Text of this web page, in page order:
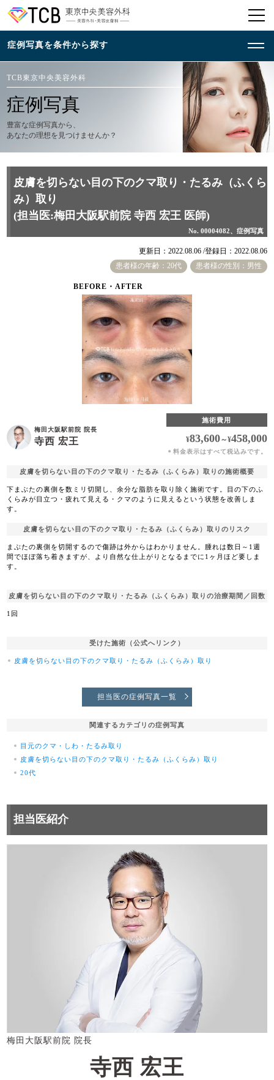
TCB東京中央美容外科
症例写真
豊富な症例写真から、
あなたの理想を見つけませんか？
皮膚を切らない目の下のクマ取り・たるみ（ふくら
み）取り
(担当医:梅田大阪駅前院 寺西 宏王 医師)
No. 00004082、症例写真
患者様の年齢：20代 患者様の性別：男性
更新日：2022.08.06 /登録日：2022.08.06
BEFORE・AFTER
梅田大阪駅前院 院長
寺西 宏王
施術費用
¥83,600～¥458,000
＊ 料金表示はすべて税込みです。
皮膚を切らない目の下のクマ取り・たるみ（ふくらみ）取りの施術概要
下まぶたの裏側を数ミリ切開し、余分な脂肪を取り除く施術です。目の下のふ
くらみが目立つ・疲れて見える・クマのように見えるという状態を改善しま
す。
皮膚を切らない目の下のクマ取り・たるみ（ふくらみ）取りのリスク
まぶたの裏側を切開するので傷跡は外からはわかりません。腫れは数日～1週
間でほぼ落ち着きますが、より自然な仕上がりとなるまでに1ヶ月ほど要しま
す。
皮膚を切らない目の下のクマ取り・たるみ（ふくらみ）取りの治療期間／回数
1回
受けた施術（公式へリンク）
皮膚を切らない目の下のクマ取り・たるみ（ふくらみ）取り
担当医の症例写真一覧
関連するカテゴリの症例写真
目元のクマ・しわ・たるみ取り
皮膚を切らない目の下のクマ取り・たるみ（ふくらみ）取り
20代
担当医紹介
梅田大阪駅前院 院長
寺西 宏王